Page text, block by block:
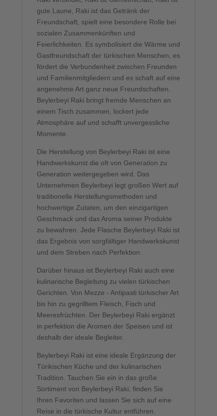
gute Laune, Raki ist das Getränk der
Freundschaft, spielt eine besondere Rolle bei
sozialen Zusammenkünften und
Feierlichkeiten. Es symbolisiert die Wärme und
Gastfreundschaft der türkischen Menschen, es
fördert die Verbundenheit zwischen Freunden
und Familienmitgliedern und es schaft auf eine
angenehme Art ganz neue Freundschaften.
Beylerbeyi Raki bringt fremde Menschen an
einem Tisch zusammen, lockert jede
Atmosphäre auf und schafft unvergessliche
Momente.
Die Herstellung von Beylerbeyi Raki ist eine
Handwerkskunst die oft von Generation zu
Generation weitergegeben wird. Das
Unternehmen Beylerbeyi legt großen Wert auf
traditionelle Herstellungsmethoden und
hochwertige Zutaten, um den einzigartigen
Geschmack und das Aroma seiner Produkte
zu bewahren. Jede Flasche Beylerbeyi Raki ist
das Ergebnis von sorgfältiger Handwerkskunst
und dem Streben nach Perfektion.
Darüber hinaus ist Beylerbeyi Raki auch eine
kulinarische Begleitung zu vielen türkischen
Gerichten. Von Mezze - Antipasti türkischer Art
bis hin zu gegrilltem Fleisch, Fisch und
Meeresfrüchten. Der Beylerbeyi Raki ergänzt
in perfektion die Aromen der Speisen und ist
deshalb der ideale Begleiter.
Beylerbeyi Raki ist eine ideale Ergänzung der
Türikischen Küche und der kulinarischen
Tradition. Tauchen Sie ein in das große
Sortiment von Beylerbeyi Raki, finden Sie
Ihren Favoriten und lassen Sie sich auf eine
Reise in die türkische Kultur entführen.